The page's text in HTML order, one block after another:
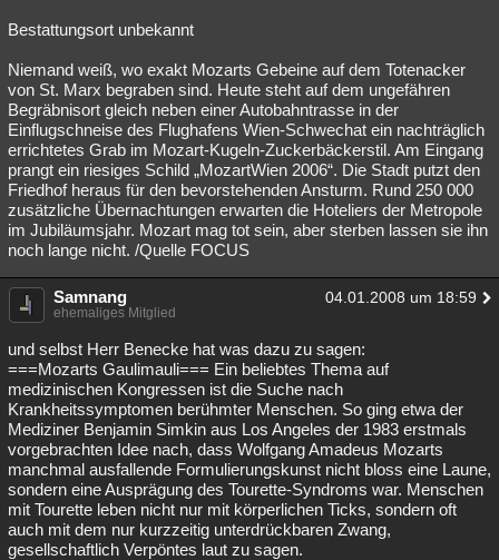
Bestattungsort unbekannt
Niemand weiß, wo exakt Mozarts Gebeine auf dem Totenacker
von St. Marx begraben sind. Heute steht auf dem ungefähren
Begräbnisort gleich neben einer Autobahntrasse in der
Einflugschneise des Flughafens Wien-Schwechat ein nachträglich
errichtetes Grab im Mozart-Kugeln-Zuckerbäckerstil. Am Eingang
prangt ein riesiges Schild „MozartWien 2006“. Die Stadt putzt den
Friedhof heraus für den bevorstehenden Ansturm. Rund 250 000
zusätzliche Übernachtungen erwarten die Hoteliers der Metropole
im Jubiläumsjahr. Mozart mag tot sein, aber sterben lassen sie ihn
noch lange nicht. /Quelle FOCUS
Samnang 04.01.2008 um 18:59
ehemaliges Mitglied
und selbst Herr Benecke hat was dazu zu sagen:
===Mozarts Gaulimauli=== Ein beliebtes Thema auf
medizinischen Kongressen ist die Suche nach
Krankheitssymptomen berühmter Menschen. So ging etwa der
Mediziner Benjamin Simkin aus Los Angeles der 1983 erstmals
vorgebrachten Idee nach, dass Wolfgang Amadeus Mozarts
manchmal ausfallende Formulierungskunst nicht bloss eine Laune,
sondern eine Ausprägung des Tourette-Syndroms war. Menschen
mit Tourette leben nicht nur mit körperlichen Ticks, sondern oft
auch mit dem nur kurzzeitig unterdrückbaren Zwang,
gesellschaftlich Verpöntes laut zu sagen.